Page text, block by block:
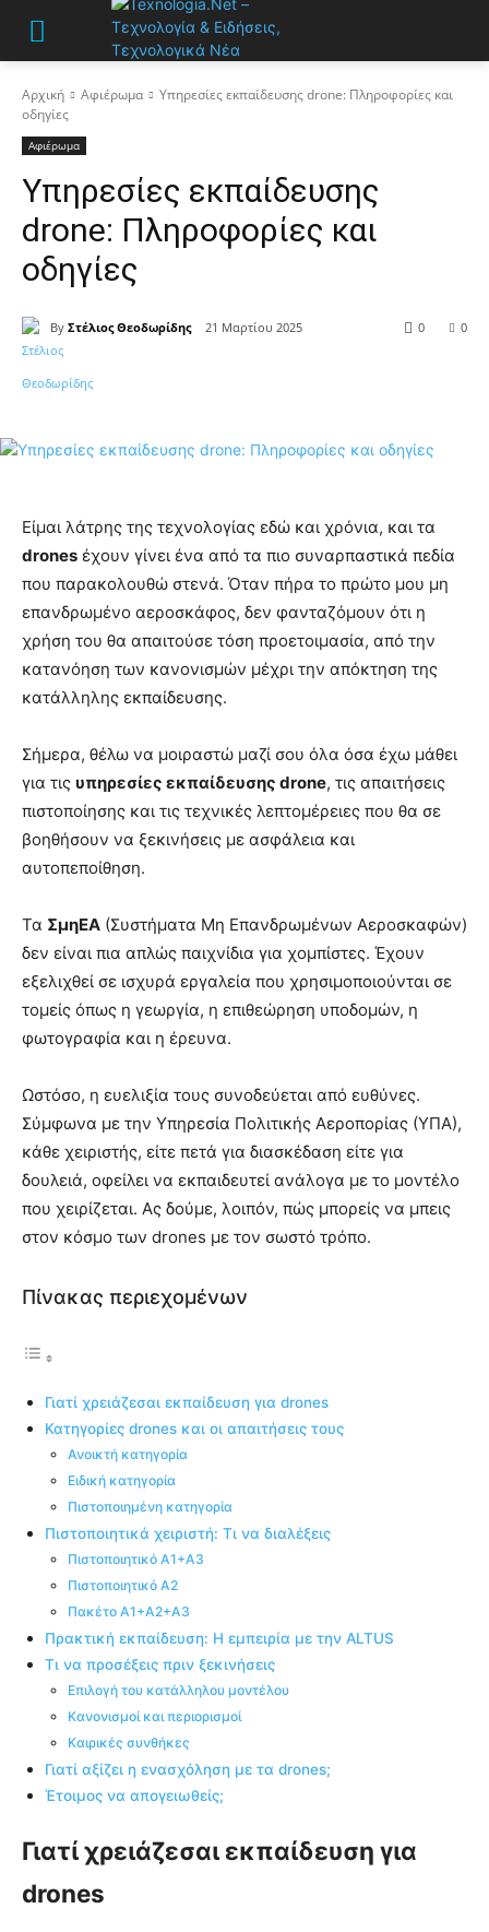
Αρχική Αφιέρωμα
Υπηρεσίες εκπαίδευσης drone: Πληροφορίες και
οδηγίες
Αφιέρωμα
Υπηρεσίες εκπαίδευσης
drone: Πληροφορίες και
οδηγίες
By Στέλιος Θεοδωρίδης 21 Μαρτίου 2025 0
0
Είμαι λάτρης της τεχνολογίας εδώ και χρόνια, και τα
drones έχουν γίνει ένα από τα πιο συναρπαστικά πεδία
που παρακολουθώ στενά. Όταν πήρα το πρώτο μου μη
επανδρωμένο αεροσκάφος, δεν φανταζόμουν ότι η
χρήση του θα απαιτούσε τόση προετοιμασία, από την
κατανόηση των κανονισμών μέχρι την απόκτηση της
κατάλληλης εκπαίδευσης.
Σήμερα, θέλω να μοιραστώ μαζί σου όλα όσα έχω μάθει
για τις υπηρεσίες εκπαίδευσης drone, τις απαιτήσεις
πιστοποίησης και τις τεχνικές λεπτομέρειες που θα σε
βοηθήσουν να ξεκινήσεις με ασφάλεια και
αυτοπεποίθηση.
Τα ΣμηΕΑ (Συστήματα Μη Επανδρωμένων Αεροσκαφών)
δεν είναι πια απλώς παιχνίδια για χομπίστες. Έχουν
εξελιχθεί σε ισχυρά εργαλεία που χρησιμοποιούνται σε
τομείς όπως η γεωργία, η επιθεώρηση υποδομών, η
φωτογραφία και η έρευνα.
Ωστόσο, η ευελιξία τους συνοδεύεται από ευθύνες.
Σύμφωνα με την Υπηρεσία Πολιτικής Αεροπορίας (ΥΠΑ),
κάθε χειριστής, είτε πετά για διασκέδαση είτε για
δουλειά, οφείλει να εκπαιδευτεί ανάλογα με το μοντέλο
που χειρίζεται. Ας δούμε, λοιπόν, πώς μπορείς να μπεις
στον κόσμο των drones με τον σωστό τρόπο.
Πίνακας περιεχομένων
Γιατί χρειάζεσαι εκπαίδευση για drones
Κατηγορίες drones και οι απαιτήσεις τους
Ανοικτή κατηγορία
Ειδική κατηγορία
Πιστοποιημένη κατηγορία
Πιστοποιητικά χειριστή: Τι να διαλέξεις
Πιστοποιητικό Α1+Α3
Πιστοποιητικό Α2
Πακέτο Α1+Α2+Α3
Πρακτική εκπαίδευση: Η εμπειρία με την ALTUS
Τι να προσέξεις πριν ξεκινήσεις
Επιλογή του κατάλληλου μοντέλου
Κανονισμοί και περιορισμοί
Καιρικές συνθήκες
Γιατί αξίζει η ενασχόληση με τα drones;
Έτοιμος να απογειωθείς;
Γιατί χρειάζεσαι εκπαίδευση για
drones